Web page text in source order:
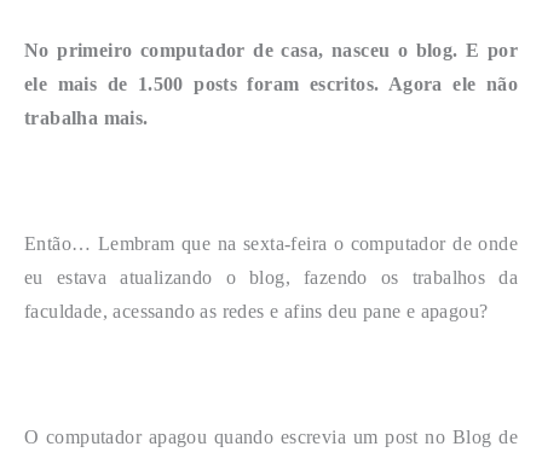
No primeiro computador de casa, nasceu o blog. E por
ele mais de 1.500 posts foram escritos. Agora ele não
trabalha mais.
Então… Lembram que na sexta-feira o computador de onde
eu estava atualizando o blog, fazendo os trabalhos da
faculdade, acessando as redes e afins deu pane e apagou?
O computador apagou quando escrevia um post no Blog de